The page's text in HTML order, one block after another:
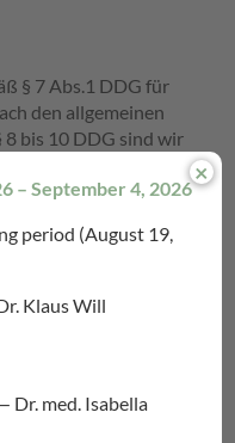
§ 7 Abs.1 DDG für
den allgemeinen
bis 10 DDG sind wir
übermittelte
zu überwachen
allgemeinen
Eine diesbezügliche
der Kenntnis
Bei
Rechtsverletzungen
– September 4, 2026
period (August 19,
Klaus Will
Dr. med. Isabella
×